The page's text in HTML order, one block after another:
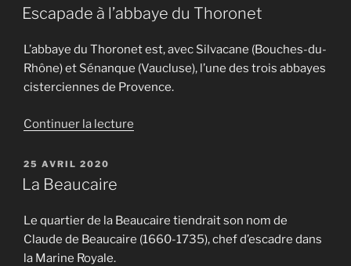
LE
Escapade à l’abbaye du Thoronet
L’abbaye du Thoronet est, avec Silvacane (Bouches-du-
Rhône) et Sénanque (Vaucluse), l’une des trois abbayes
cisterciennes de Provence.
Continuer la lecture
Thoronet »
PUBLIÉ
LE
25 AVRIL 2020
La Beaucaire
Le quartier de la Beaucaire tiendrait son nom de
Claude de Beaucaire (1660-1735), chef d’escadre dans
la Marine Royale.